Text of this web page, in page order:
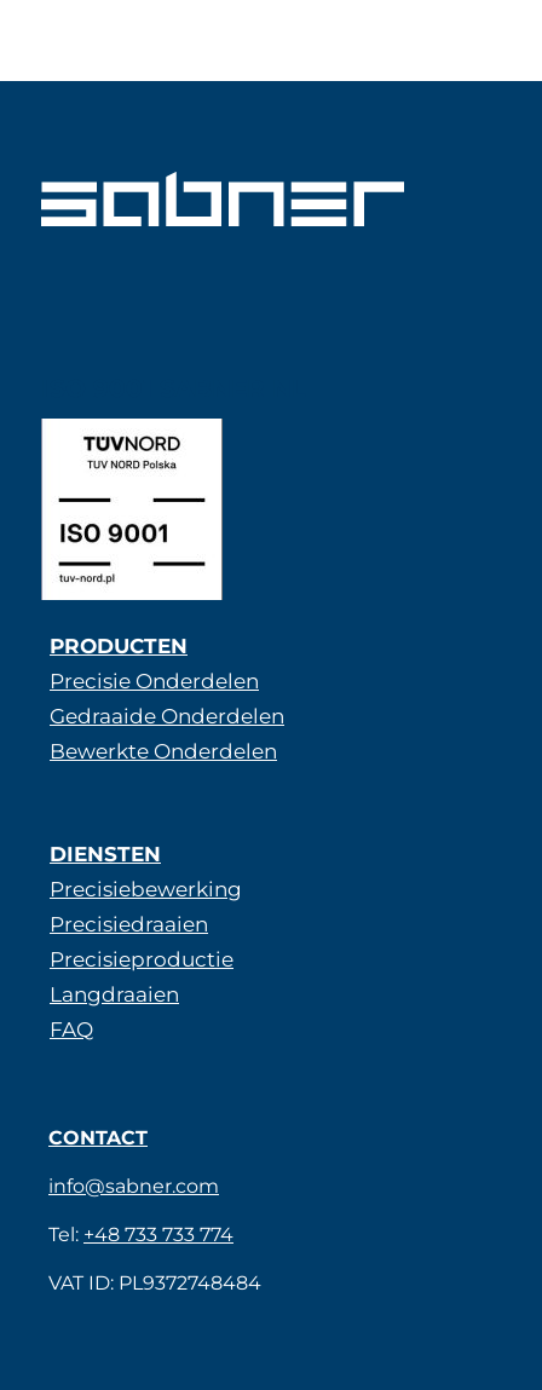
PRODUCTEN
Precisie Onderdelen
Gedraaide Onderdelen
Bewerkte Onderdelen
DIENSTEN
Precisiebewerking
Precisiedraaien
Precisieproductie
Langdraaien
FAQ
CONTACT
info@sabner.com
Tel: +48 733 733 774
VAT ID: PL9372748484